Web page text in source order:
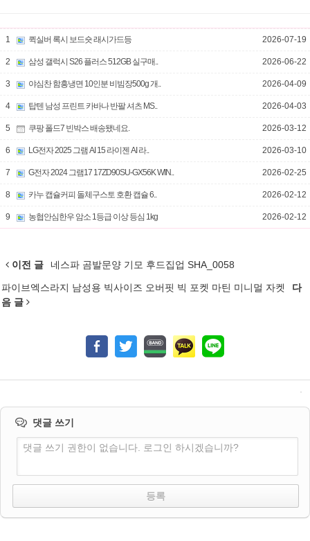
1 퀵실버 록시 보드숏 래시가드등 2026-07-19
2 삼성 갤럭시 S26 플러스 512GB 실구매.. 2026-06-22
3 야심찬 함흥냉면 10인분 비빔장500g 개.. 2026-04-09
4 탑텐 남성 프린트 카바나 반팔 셔츠 MS.. 2026-04-03
5 쿠팡 폴드7 빈박스 배송됐네요. 2026-03-12
6 LG전자 2025 그램 AI 15 라이젠 AI 라.. 2026-03-10
7 G전자 2024 그램17 17ZD90SU-GX56K WIN.. 2026-02-25
8 카누 캡슐커피 돌체구스토 호환 캡슐 6.. 2026-02-12
9 농협안심한우 암소 1등급 이상 등심 1kg 2026-02-12
이전 글 네스파 곰발문양 기모 후드집업 SHA_0058
파이브엑스라지 남성용 빅사이즈 오버핏 빅 포켓 마틴 미니멀 자켓
다
음 글
댓글 쓰기
댓글 쓰기 권한이 없습니다. 로그인 하시겠습니까?